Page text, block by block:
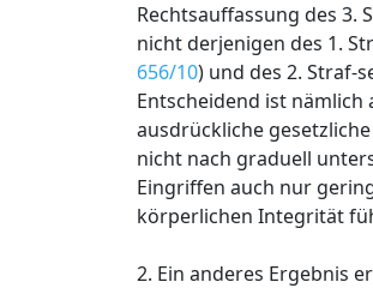
Rechtsauffassung des 3.
nicht derjenigen des 1.
656/10) und des 2. Straf-
Entscheidend ist nämlich
ausdrückliche
nicht nach graduell
Eingriffen auch nur
körperlichen Integrität
2. Ein anderes Ergebnis